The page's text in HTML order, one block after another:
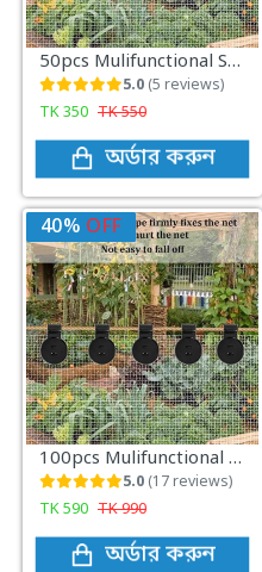
50pcs Mulifunctional Sunshade Net Fixing Clip
5.0 (5 reviews)
TK350 TK550
অর্ডার করুন
40% OFF
100pcs Mulifunctional Sunshade Net Fixing Clip
5.0 (17 reviews)
TK590 TK990
অর্ডার করুন